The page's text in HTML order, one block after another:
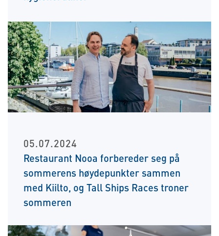
05.07.2024
Restaurant Nooa forbereder seg på
sommerens høydepunkter sammen
med Kiilto, og Tall Ships Races troner
sommeren